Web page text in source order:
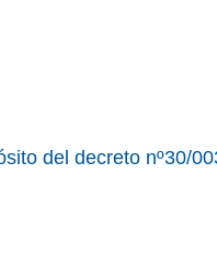
del decreto nº30/